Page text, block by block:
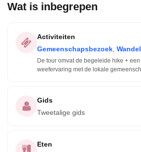
Wat is inbegrepen
Activiteiten
Gemeenschapsbezoek
De tour omvat de begeleide hike +
weefervaring met de lokale
Gids
Tweetalige gids
Eten